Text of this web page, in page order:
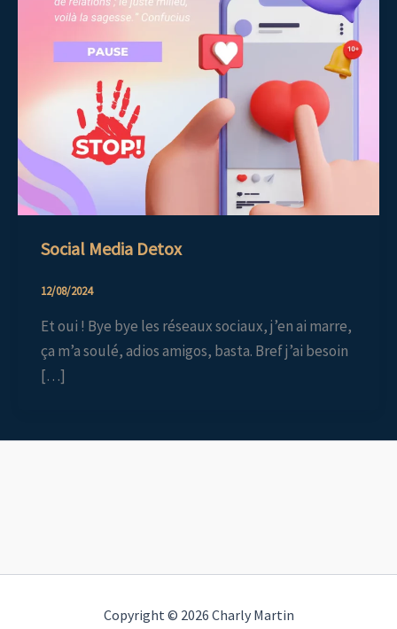
Social Media Detox
12/08/2024
Et oui ! Bye bye les réseaux sociaux, j’en ai marre,
ça m’a soulé, adios amigos, basta. Bref j’ai besoin
[…]
Copyright © 2026 Charly Martin